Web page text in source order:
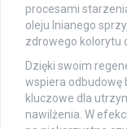
procesami
oleju lnianego
zdrowego kolorytu
Dzięki swoim
wspiera odbudowę
kluczowe dla
nawilżenia. W